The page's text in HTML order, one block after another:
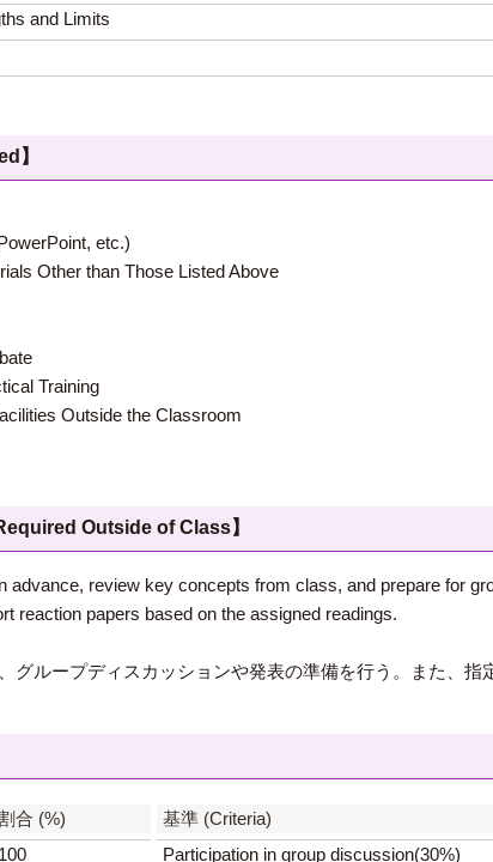
and Limits
】
etc.)
Other than Those Listed Above
Training
Outside the Classroom
Outside of Class】
advance, review key concepts from class, and prepare for
reaction papers based on the assigned readings.
グループディスカッションや発表の準備を行う。また、指
合 (%)
基準 (Criteria)
100 Participation in group discussion(30%)